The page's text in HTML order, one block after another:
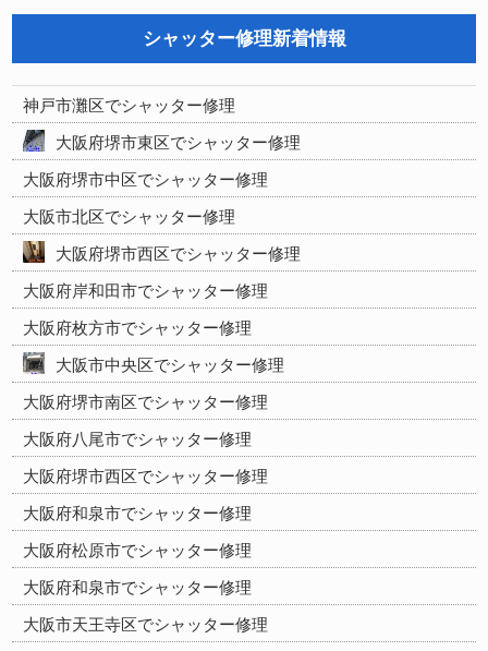
シャッター修理新着情報
神戸市灘区でシャッター修理
大阪府堺市東区でシャッター修理
大阪府堺市中区でシャッター修理
大阪市北区でシャッター修理
大阪府堺市西区でシャッター修理
大阪府岸和田市でシャッター修理
大阪府枚方市でシャッター修理
大阪市中央区でシャッター修理
大阪府堺市南区でシャッター修理
大阪府八尾市でシャッター修理
大阪府堺市西区でシャッター修理
大阪府和泉市でシャッター修理
大阪府松原市でシャッター修理
大阪府和泉市でシャッター修理
大阪市天王寺区でシャッター修理